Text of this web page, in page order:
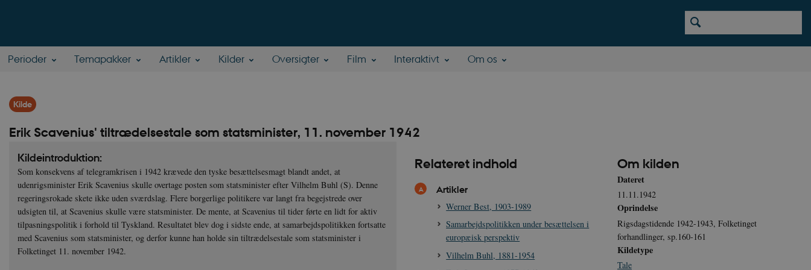
Perioder Temapakker Artikler Kilder Oversigter Film Interaktivt Om os
Kilde
Erik Scavenius' tiltrædelsestale som statsminister, 11. november 1942
Kildeintroduktion:
Som konsekvens af telegramkrisen i 1942 krævede den tyske besættelsesmagt blandt andet, at
udenrigsminister Erik Scavenius skulle overtage posten som statsminister efter Vilhelm Buhl (S). Denne
regeringsrokade skete ikke uden sværdslag. Flere borgerlige politikere var langt fra begejstrede over
udsigten til, at Scavenius skulle være statsminister. De mente, at Scavenius til tider førte en lidt for aktiv
tilpasningspolitik i forhold til Tyskland. Resultatet blev dog i sidste ende, at samarbejdspolitikken fortsatte
med Scavenius som statsminister, og derfor kunne han holde sin tiltrædelsestale som statsminister i
Folketinget 11. november 1942.
Relateret indhold
Artikler
Werner Best, 1903-1989
Samarbejdspolitikken under besættelsen i
europæisk perspektiv
Vilhelm Buhl, 1881-1954
Om kilden
Dateret
11.11.1942
Oprindelse
Rigsdagstidende 1942-1943, Folketinget
forhandlinger, sp.160-161
Kildetype
Tale